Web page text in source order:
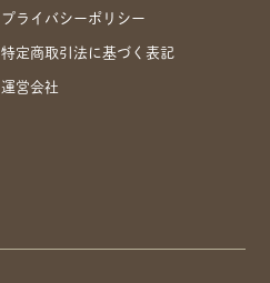
プライバシーポリシー
特定商取引法に基づく表記
運営会社